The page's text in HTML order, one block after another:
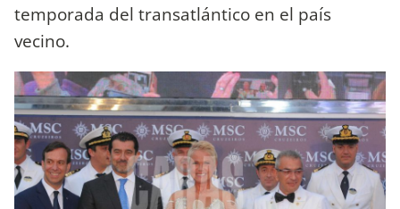
temporada del transatlántico en el país
vecino.